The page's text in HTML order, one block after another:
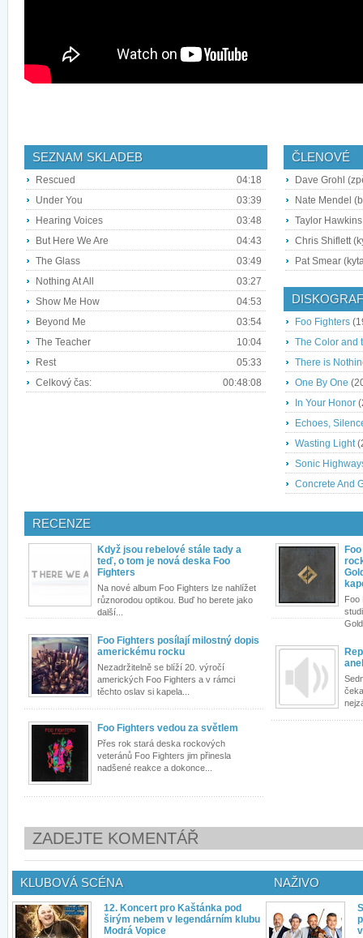
SEZNAM SKLADEB
Rescued
04:18
Under You
03:39
Hearing Voices
03:48
But Here We Are
04:43
The Glass
03:49
Nothing At All
03:27
Show Me How
04:53
Beyond Me
03:54
The Teacher
10:04
Rest
05:33
Celkový čas:
00:48:08
ČLENOVÉ
Dave Grohl
Nate Mendel
Taylor
Chris Shiflett
Pat Smear
Foo Fighters
The Color and
There is
One By One
In Your Honor
Echoes,
Wasting Light
Sonic
Concrete And
RECENZE
Když jsou rebelové stále tady a
teď, o tom je nová deska Foo
Fighters
Na nové album Foo Fighters lze nahlížet
různorodou optikou. Buď ho berete jako
další...
Foo
Foo Fighters posílají milostný dopis
americkému rocku
Nezadržitelně se blíží 20. výročí
amerických Foo Fighters a v rámci
těchto oslav si kapela...
Foo Fighters vedou za světlem
Přes rok stará deska rockových
veteránů Foo Fighters jim přinesla
nadšené reakce a dokonce...
ZADEJTE KOMENTÁŘ
KLUBOVÁ SCÉNA
12. Koncert pro Kaštánka pod
širým nebem v legendárním klubu
Modrá Vopice
NAŽIVO